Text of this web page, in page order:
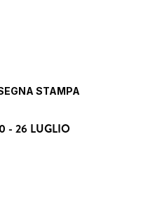
STAMPA
- 26 LUGLIO